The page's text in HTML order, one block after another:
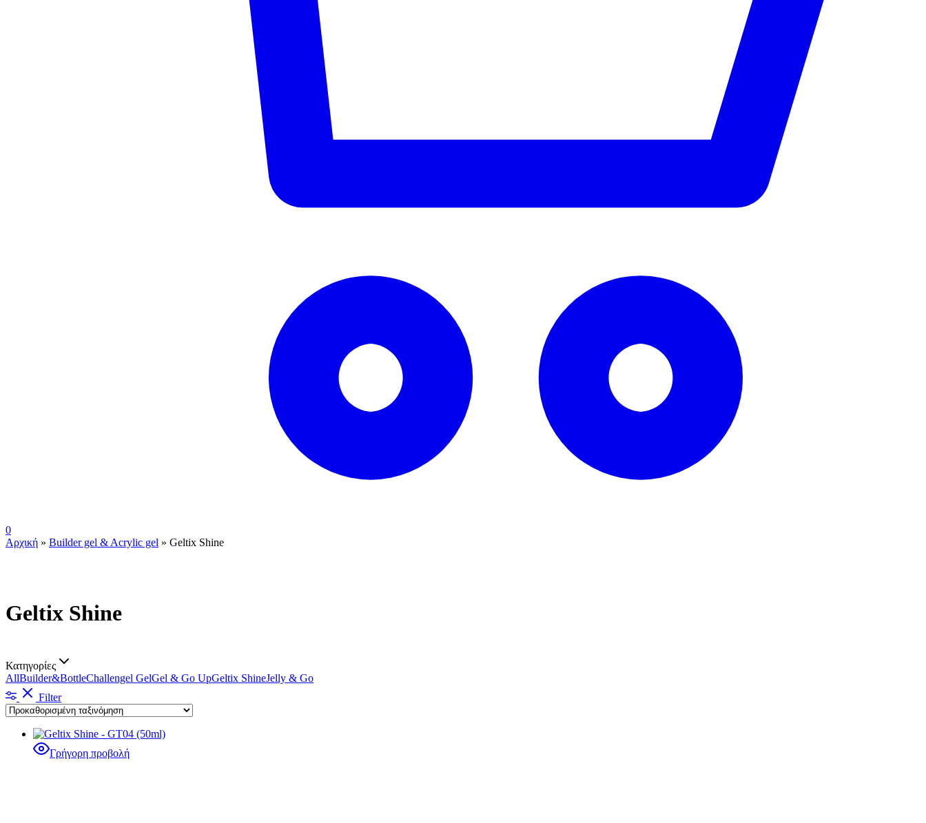
0
Αρχική » Builder gel & Acrylic gel » Geltix Shine
Geltix Shine
Κατηγορίες
AllBuilder&BottleChallengel GelGel & Go UpGeltix ShineJelly & Go
Filter
Γρήγορη προβολή